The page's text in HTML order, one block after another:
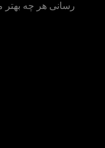
رسانی هر چه بهتر